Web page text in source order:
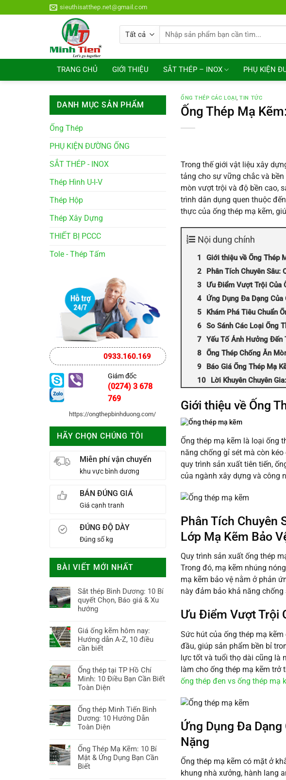
qua
sieuthisatthep.net@gmail.com
Tìm
TRANG CHỦ GIỚI THIỆU SẮT THÉP – INOX PHỤ KIỆN
DANH MỤC SẢN PHẨM
Ống Thép
PHỤ KIỆN ĐƯỜNG ỐNG
SẮT THÉP - INOX
Thép Hình U-I-V
Thép Hộp
Thép Xây Dựng
THIẾT BỊ PCCC
Tole - Thép Tấm
0933.160.169
Giám đốc
(0274) 3 678
769
https://ongthepbinhduong.com/
HÃY CHỌN CHÚNG TÔI
Miễn phí vận chuyển
khu vực bình dương
BÁN ĐÚNG GIÁ
Giá cạnh tranh
ĐÚNG ĐỘ DÀY
Đúng số kg
BÀI VIẾT MỚI NHẤT
Sắt thép Bình Dương: 10 Bí
quyết Chọn, Báo giá & Xu
hướng
có
bình
luận
Sắt
thép
Bình
Dương:
Bí
quyết
Chọn,
giá
&
Xu
hướng
Giá ống kẽm hôm nay:
Hướng dẫn A-Z, 10 điều
cần biết
có
bình
luận
Giá
ống
kẽm
hôm
Hướng
dẫn
A-
Ống thép tại TP Hồ Chí
Minh: 10 Điều Bạn Cần Biết
Toàn Diện
có
bình
luận
Ống
thép
tại
TP
Ống thép Minh Tiến Bình
Dương: 10 Hướng Dẫn
Toàn Diện
có
bình
luận
Ống Thép Mạ Kẽm: 10 Bí
Mật & Ứng Dụng Bạn Cần
Biết
ỐNG THÉP CÁC LOẠI,TIN TỨC
Ống Thép Mạ
Trong thế giới vật liệu xây
tảng cho sự vững chắc và
mòn vượt trội và độ bền cao,
trình dân dụng quen thuộc
thực của ống thép mạ kẽm,
Nội dung chính
Giới thiệu về Ống Thép
Phân Tích Chuyên Sâu:
Ưu Điểm Vượt Trội Của
Ứng Dụng Đa Dạng
Khám Phá Tiêu Chuẩn
So Sánh Các Loại Ống
Yếu Tố Ảnh Hưởng Đến
Ống Thép Chống Ăn
Báo Giá Ống Thép Mạ
Lời Khuyên Chuyên
Giới thiệu về Ống
Ống thép mạ kẽm là loại ống
năng chống gỉ sét mà còn
quy trình sản xuất tiên tiến,
của ngành xây dựng và công
Phân Tích Chuyên
Lớp Mạ Kẽm Bảo
Quy trình sản xuất ống thép
Trong đó, mạ kẽm nhúng
mạ kẽm bảo vệ nằm ở phản
này đảm bảo khả năng
Ưu Điểm Vượt Trội
Sức hút của ống thép mạ
đầu, giúp sản phẩm bền bỉ
lực tốt và tuổi thọ dài cũng là
làm cho ống thép mạ kẽm
ống thép đen vs ống thép mạ
Ứng Dụng Đa
Nặng
Ống thép mạ kẽm có mặt ở
khung nhà xưởng, hành lang